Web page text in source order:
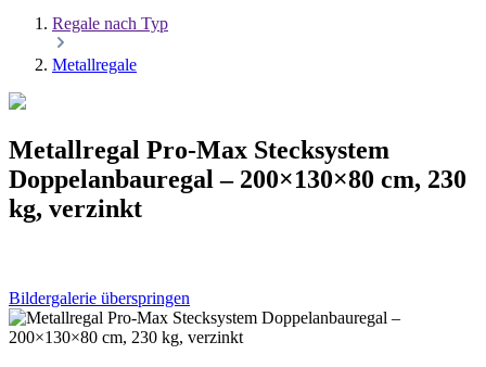
Regale nach Typ
Metallregale
Metallregal Pro-Max Stecksystem
Doppelanbauregal – 200×130×80 cm, 230
kg, verzinkt
Bildergalerie überspringen